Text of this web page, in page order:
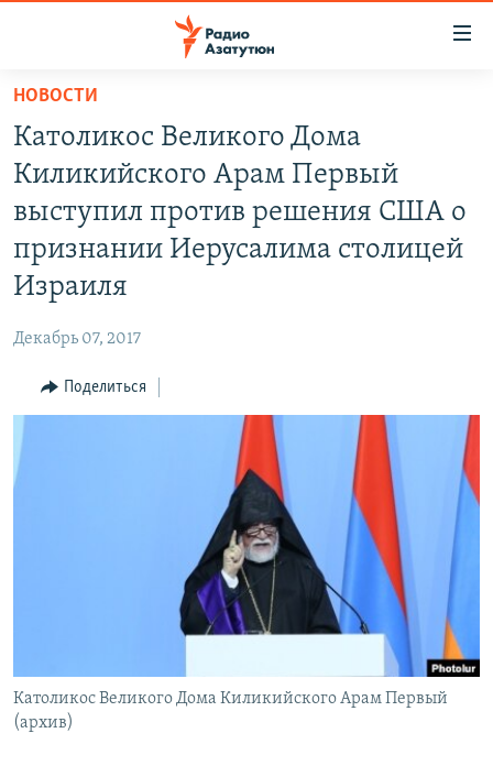
Перейти
основному
содержанию
основной
навигации
Перейти
ЭКОНОМИКА
НАГОРНЫЙ КАРАБАХ
КУЛЬТУРА
Все сайты Радио Азатутюн
НОВОСТИ
Католикос Великого Дома
Киликийского Арам Первый
выступил против решения США о
признании Иерусалима столицей
Израиля
Декабрь 07, 2017
Поделиться
Католикос Великого Дома Киликийского Арам Первый
(архив)